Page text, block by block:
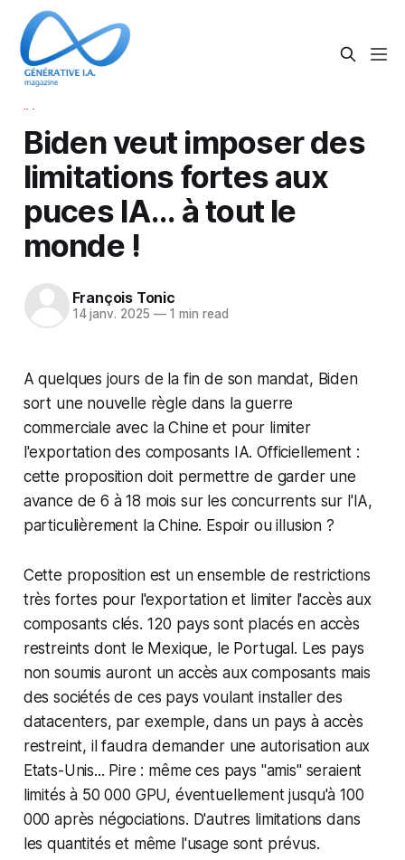
Biden veut imposer des
limitations fortes aux
puces IA... à tout le
monde !
François Tonic
14 janv. 2025 —1 min read
A quelques jours de la fin de son mandat, Biden
sort une nouvelle règle dans la guerre
commerciale avec la Chine et pour limiter
l'exportation des composants IA. Officiellement :
cette proposition doit permettre de garder une
avance de 6 à 18 mois sur les concurrents sur l'IA,
particulièrement la Chine. Espoir ou illusion ?
Cette proposition est un ensemble de restrictions
très fortes pour l'exportation et limiter l'accès aux
composants clés. 120 pays sont placés en accès
restreints dont le Mexique, le Portugal. Les pays
non soumis auront un accès aux composants mais
des sociétés de ces pays voulant installer des
datacenters, par exemple, dans un pays à accès
restreint, il faudra demander une autorisation aux
Etats-Unis... Pire : même ces pays "amis" seraient
limités à 50 000 GPU, éventuellement jusqu'à 100
000 après négociations. D'autres limitations dans
les quantités et même l'usage sont prévus.